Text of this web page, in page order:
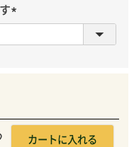
)
必
カートに入れる